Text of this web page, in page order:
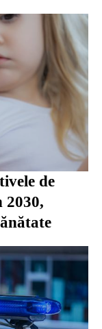
de
2030,